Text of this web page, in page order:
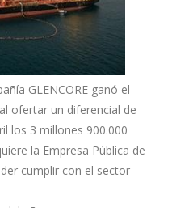
GLENCORE ganó el
ofertar un diferencial de
los 3 millones 900.000
la Empresa Pública de
cumplir con el sector